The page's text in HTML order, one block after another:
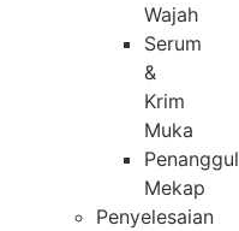
Wajah
Serum
&
Krim
Muka
Penanggul
Mekap
Penyelesaian